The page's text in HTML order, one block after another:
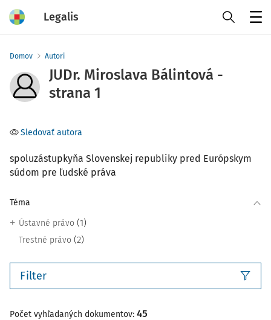
Legalis
Domov Autori
JUDr. Miroslava Bálintová -
strana 1
Sledovať autora
spoluzástupkyňa Slovenskej republiky pred Európskym
súdom pre ľudské práva
Téma
Ústavné právo (1)
Trestné právo (2)
Filter
Počet vyhľadaných dokumentov: 45